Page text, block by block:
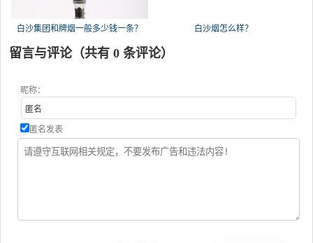
白沙集团和牌烟一般多少钱一条？ 白沙烟怎么样？
留言与评论（共有 0 条评论）
昵称：
匿名发表